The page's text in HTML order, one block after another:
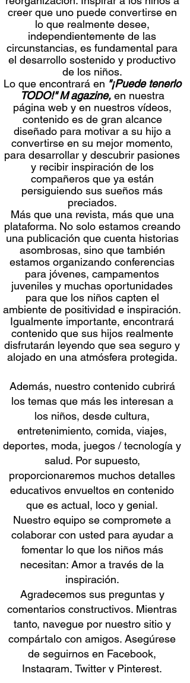
creer que uno puede convertirse en
lo que realmente desee,
independientemente de las
circunstancias, es fundamental para
el desarrollo sostenido y productivo
de los niños.
Lo que encontrará en "¡Puede tenerlo
TODO!" M agazine,en nuestra
página web y en nuestros vídeos,
contenido es de gran alcance
diseñado para motivar a su hijo a
convertirse en su mejor momento,
para desarrollar y descubrir pasiones
y recibir inspiración de los
compañeros que ya están
persiguiendo sus sueños más
preciados.
Más que una revista, más que una
plataforma. No solo estamos creando
una publicación que cuenta historias
asombrosas, sino que también
estamos organizando conferencias
para jóvenes, campamentos
juveniles y muchas oportunidades
para que los niños capten el
ambiente de positividad e inspiración.
Igualmente importante, encontrará
contenido que sus hijos realmente
disfrutarán leyendo que sea seguro y
alojado en una atmósfera protegida.
Además, nuestro contenido cubrirá
los temas que más les interesan a
los niños, desde cultura,
entretenimiento, comida, viajes,
deportes, moda, juegos / tecnología y
salud. Por supuesto,
proporcionaremos muchos detalles
educativos envueltos en contenido
que es actual, loco y genial.
Nuestro equipo se compromete a
colaborar con usted para ayudar a
fomentar lo que los niños más
necesitan: Amor a través de la
inspiración.
Agradecemos sus preguntas y
comentarios constructivos. Mientras
tanto, navegue por nuestro sitio y
compártalo con amigos. Asegúrese
de seguirnos en Facebook,
Instagram, Twitter y Pinterest.